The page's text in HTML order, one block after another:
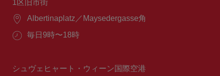
1区旧市街
場
Albertinaplatz／Maysedergasse角
営
間：
毎日9時〜18時
シュヴェヒャート・ウィーン国際空港